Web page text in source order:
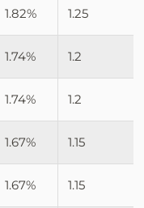
1.82% 1.25
1.74% 1.2
1.74% 1.2
1.67% 1.15
1.67% 1.15